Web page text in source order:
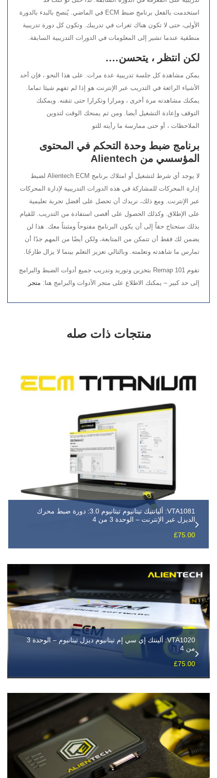
استخدمت بالفعل برنامج ضبط ECM في الماضي. يُنصح بالبدء بالدورة
الأولى، حتى لا تكون هناك ثغرات في تدريبك. وتكون كل دورة تدريبية
منطقية عندما تشير إلى المعلومات في الدورات التدريبية السابقة.
لكن انتظر ، يتحسن….
يمكن مشاهدة كل جلسة تدريبية عدة مرات. على هذا النحو ، فإن أحد
الأشياء الرائعة في التدريب عبر الإنترنت هو إذا لم تفهم شيئا تماما.
يمكنك مشاهدته مرة أخرى ، ومرارا وتكرارا حتى تتقنه. ويمكنك
التوقف وإعادة التشغيل أيضا. ومن ثم يمنحك الوقت لتدوين
الملاحظات ، أو حتى ممارسة ما رأيته للتو
برنامج ضبط وحدة التحكم في المحتوى
المؤسسي من Alientech
لا يوجد أي شرط لتشغيل أو امتلاك برنامج Alientech ECM لضبط
إدارة المحركات للمشاركة في هذه الدورات التدريبية لإدارة المحركات
عبر الإنترنت. ومع ذلك، نريدك أن تحصل على أفضل تجربة تعليمية
على الإطلاق. وكذلك الحصول على أقصى استفادة من التدريب. للقيام
بذلك ستحتاج حقاً إلى أن يكون البرنامج مفتوحاً ومثبتاً معك. هذا لن
يضمن لك فقط أن تتمكن من المتابعة، ولكن أيضًا من المهم جدًا أن
تمارس ما شاهدته وتعلمته. وبالتالي تعزيز التعلم بينما لا يزال طازجًا.
تقوم Remap 101 بتخزين وتوريد وتدريب جميع أدوات الضبط والبرامج
إلى حد كبير – يمكنك الاطلاع على متجر الأدوات والبرامج هنا: متجر
منتجات ذات صله
VTA1081: أليانتيك تيتانيوم تيتانيوم 3.0: دورة ضبط محرك
الديزل عبر الإنترنت – الوحدة 3 من 4
£75.00
VTA1020: ألينتك إي سي إم تيتانيوم ديزل تيتانيوم – الوحدة 3
من 4
£75.00